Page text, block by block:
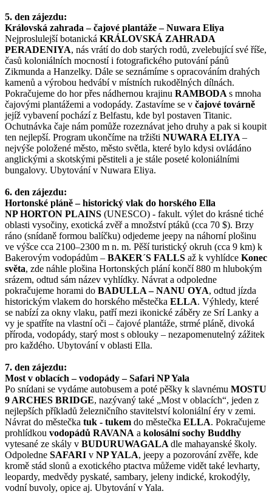
5. den zájezdu:
Královská zahrada – čajové plantáže – Nuwara Eliya
Nejproslulejší botanická KRÁLOVSKÁ ZAHRADA
PERADENIYA, nás vrátí do dob starých rodů, zvelebující své říše,
časů koloniálních mocností i fotografického putování pánů
Zikmunda a Hanzelky. Dále se seznámíme s opracováním drahých
kamenů a výrobou hedvábí v místních rukodělných dílnách.
Pokračujeme do hor přes nádhernou krajinu RAMBODAs mnoha
čajovými plantážemi a vodopády. Zastavíme se v čajové továrně
jejíž vybavení pochází z Belfastu, kde byl postaven Titanic.
Ochutnávka čaje nám pomůže rozeznávat jeho druhy a pak si koupit
ten nejlepší. Program ukončíme na tržišti NUWARA ELIYA–
nejvýše položené město, město světla, které bylo kdysi ovládáno
anglickými a skotskými pěstiteli a je stále poseté koloniálními
bungalovy. Ubytování v Nuwara Eliya.
6. den zájezdu:
Hortonské pláně – historický vlak do horského Ella
NP HORTON PLAINS (UNESCO) - fakult. výlet do krásné tiché
oblasti vysočiny, exotická zvěř a množství ptáků (cca 70 $). Brzy
ráno (snídaně formou balíčku) odjedeme jeepy na náhorní plošinu
ve výšce cca 2100–2300 m n. m. Pěší turistický okruh (cca 9 km) k
Bakerovým vodopádům – BAKER´S FALLS až k vyhlídce Konec
světa, zde náhle plošina Hortonských plání končí 880 m hlubokým
srázem, odtud sám název vyhlídky. Návrat a odpoledne
pokračujeme horami do BADULLA – NANU OYA, odtud jízda
historickým vlakem do horského městečka ELLA. Výhledy, které
se nabízí za okny vlaku, patří mezi ikonické záběry ze Srí Lanky a
vy je spatříte na vlastní oči – čajové plantáže, strmé pláně, divoká
příroda, vodopády, starý most s oblouky – nezapomenutelný zážitek
pro každého. Ubytování v oblasti Ella.
7. den zájezdu:
Most v oblacích – vodopády – Safari NP Yala
Po snídani se vydáme autobusem a poté pěšky k slavnému MOSTU
9 ARCHES BRIDGE, nazývaný také „Most v oblacích“, jeden z
nejlepších příkladů železničního stavitelství koloniální éry v zemi.
Návrat do městečka tuk - tukem do městečka ELLA. Pokračujeme
prohlídkou vodopádů RAVANA a kolosální sochy Buddhy
vytesané ze skály v BUDURUWAGALAdle mahayanské školy.
Odpoledne SAFARI v NP YALA, jeepy a pozorování zvěře, kde
kromě stád slonů a exotického ptactva můžeme vidět také levharty,
leopardy, medvědy pyskaté, sambary, jeleny indické, krokodýly,
vodní buvoly, opice aj. Ubytování v Yala.